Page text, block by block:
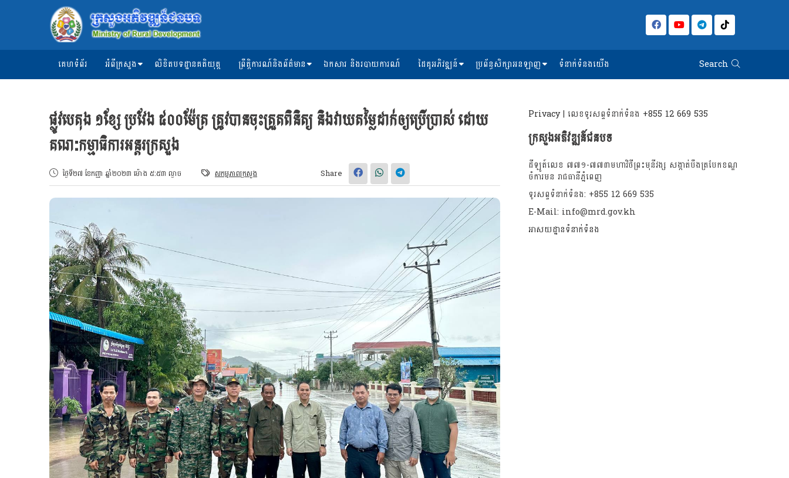
គេហទំព័រ អំពីក្រសួង លិខិតបទដ្ឋានគតិយុត្ត ព្រឹត្តិការណ៍និងព័ត៌មាន ឯកសារ និងរបាយការណ៍ ដៃគូអភិវឌ្ឍន៍ ប្រព័ន្ធសិក្សាអនឡាញ ទំនាក់ទំនងយើង Search
ផ្លូវបេតុង ១ខ្សែ ប្រវែង ៥០០ម៉ែត្រ ត្រូវបានចុះត្រួតពិនិត្យ និងវាយតម្លៃដាក់ឲ្យប្រើប្រាស់ ដោយ
គណៈកម្មាធិការអន្តរក្រសួង
ថ្ងៃទី២៧ ខែកញ្ញា ឆ្នាំ២០២៣ ម៉ោង ៥:៥៣ ល្ងាច សកម្មភាពក្រសួង Share
Privacy| លេខទូរសព្ទទំនាក់ទំនង +855 12 669 535
ក្រសួងអភិវឌ្ឍន៍ជនបទ
ដីឡូត៍លេខ ៧៧១-៧៧៣មហាវិថីព្រះមុនីវង្ស សង្កាត់បឹងត្របែកខណ្ឌ
ចំការមន រាជធានីភ្នំពេញ
ទូរសព្ទទំនាក់ទំនង: +855 12 669 535
E-Mail: info@mrd.gov.kh
អាសយដ្ឋានទំនាក់ទំនង